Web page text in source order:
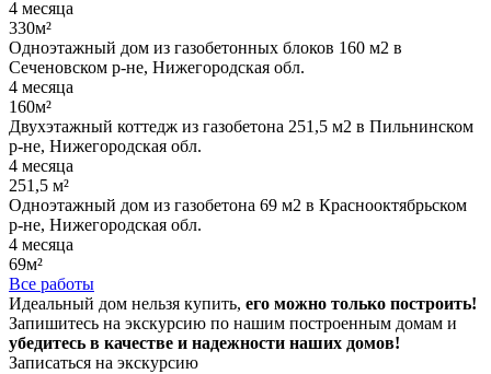
4 месяца
330м²
Одноэтажный дом из газобетонных блоков 160 м2 в
Сеченовском р-не, Нижегородская обл.
4 месяца
160м²
Двухэтажный коттедж из газобетона 251,5 м2 в Пильнинском
р-не, Нижегородская обл.
4 месяца
251,5 м²
Одноэтажный дом из газобетона 69 м2 в Краснооктябрьском
р-не, Нижегородская обл.
4 месяца
69м²
Все работы
Идеальный дом нельзя купить, его можно только построить!
Запишитесь на экскурсию по нашим построенным домам и
убедитесь в качестве и надежности наших домов!
Записаться на экскурсию